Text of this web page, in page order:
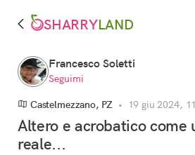
SHARRYLAND
Francesco Soletti
Seguimi
Castelmezzano, PZ • 19 giu 2024,
Altero e acrobatico come
reale...